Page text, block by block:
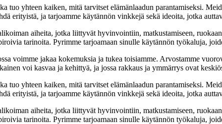
tuo yhteen kaiken, mitä tarvitset elämänlaadun parantamiseksi.
erityistä, ja tarjoamme käytännön vinkkejä sekä ideoita, jotka
aiheita, jotka liittyvät hyvinvointiin, matkustamiseen,
tarinoita. Pyrimme tarjoamaan sinulle käytännön työkaluja,
voimme jakaa kokemuksia ja tukea toisiamme. Arvostamme
voi kasvaa ja kehittyä, ja jossa rakkaus ja ymmärrys ovat
tuo yhteen kaiken, mitä tarvitset elämänlaadun parantamiseksi.
erityistä, ja tarjoamme käytännön vinkkejä sekä ideoita, jotka
aiheita, jotka liittyvät hyvinvointiin, matkustamiseen,
tarinoita. Pyrimme tarjoamaan sinulle käytännön työkaluja,